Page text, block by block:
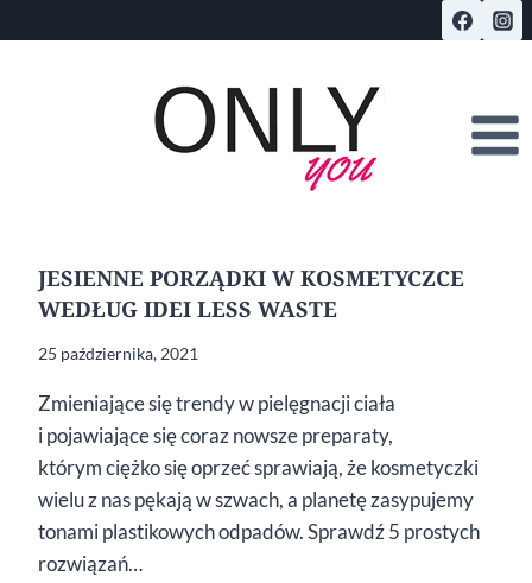
do
JESIENNE PORZĄDKI W KOSMETYCZCE
WEDŁUG IDEI LESS WASTE
25 października, 2021
Zmieniające się trendy w pielęgnacji ciała
i pojawiające się coraz nowsze preparaty,
którym ciężko się oprzeć sprawiają, że kosmetyczki
wielu z nas pękają w szwach, a planetę zasypujemy
tonami plastikowych odpadów. Sprawdź 5 prostych
rozwiązań…